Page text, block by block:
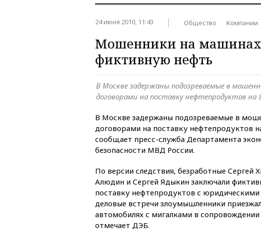
24 июня 2010, 11:43 Общество Компании
Мошенники на
фиктивную нефть
В Москве задержаны подозреваемые в
договорами на поставку нефтепродуктов на
В Москве задержаны подозреваемые в
договорами на поставку нефтепродуктов
сообщает пресс-служба Департамента
безопасности МВД России.
По версии следствия, безработные Сергей
Алюдин и Сергей Ядыкин заключали
поставку нефтепродуктов с
деловые встречи злоумышленники
автомобилях с мигалками в
отмечает ДЭБ.